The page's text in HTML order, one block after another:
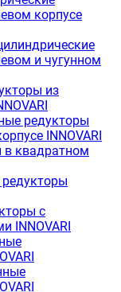
корпусе
и чугунном
из
редукторы
INNOVARI
в квадратном
с
INNOVARI